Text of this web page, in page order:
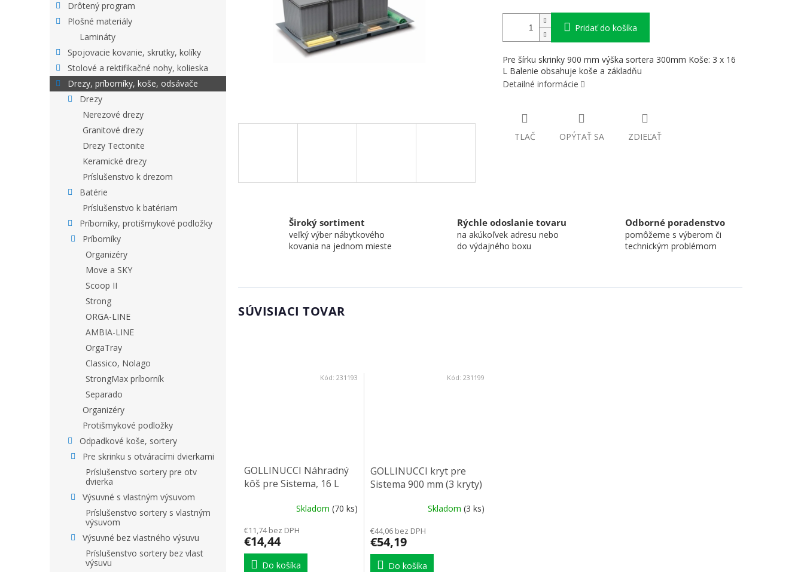
Drôtený program
Plošné materiály
Lamináty
Spojovacie kovanie, skrutky, kolíky
Stolové a rektifikačné nohy, kolieska
Drezy, príborníky, koše, odsávače
Drezy
Nerezové drezy
Granitové drezy
Drezy Tectonite
Keramické drezy
Príslušenstvo k drezom
Batérie
Príslušenstvo k batériam
Príborníky, protišmykové podložky
Príborníky
Organizéry
Move a SKY
Scoop II
Strong
ORGA-LINE
AMBIA-LINE
OrgaTray
Classico, Nolago
StrongMax príborník
Separado
Organizéry
Protišmykové podložky
Odpadkové koše, sortery
Pre skrinku s otváracími dvierkami
Príslušenstvo sortery pre otv
dvierka
Výsuvné s vlastným výsuvom
Príslušenstvo sortery s vlastným
výsuvom
Výsuvné bez vlastného výsuvu
Príslušenstvo sortery bez vlast
výsuvu
Pridať do košíka
Pre šírku skrinky 900 mm výška sortera 300mm Koše: 3 x 16
L Balenie obsahuje koše a základňu
Detailné informácie
TLAČ OPÝTAŤ SA ZDIEĽAŤ
Široký sortiment
veľký výber nábytkového
kovania na jednom mieste
Rýchle odoslanie tovaru
na akúkoľvek adresu nebo
do výdajného boxu
Odborné poradenstvo
pomôžeme s výberom či
technickým problémom
SÚVISIACI TOVAR
GOLLINUCCI Náhradný
kôš pre Sistema, 16 L
Skladom (70 ks)
€11,74 bez DPH
€14,44
Do košíka
Kód: 231193
GOLLINUCCI kryt pre
Sistema 900 mm (3 kryty)
Skladom (3 ks)
€44,06 bez DPH
€54,19
Do košíka
Kód: 231199